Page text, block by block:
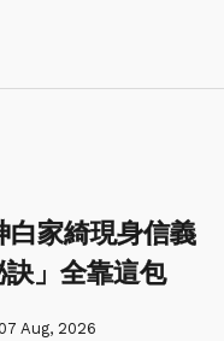
家綺現身信義
訣」全靠這包
07 Aug, 2026